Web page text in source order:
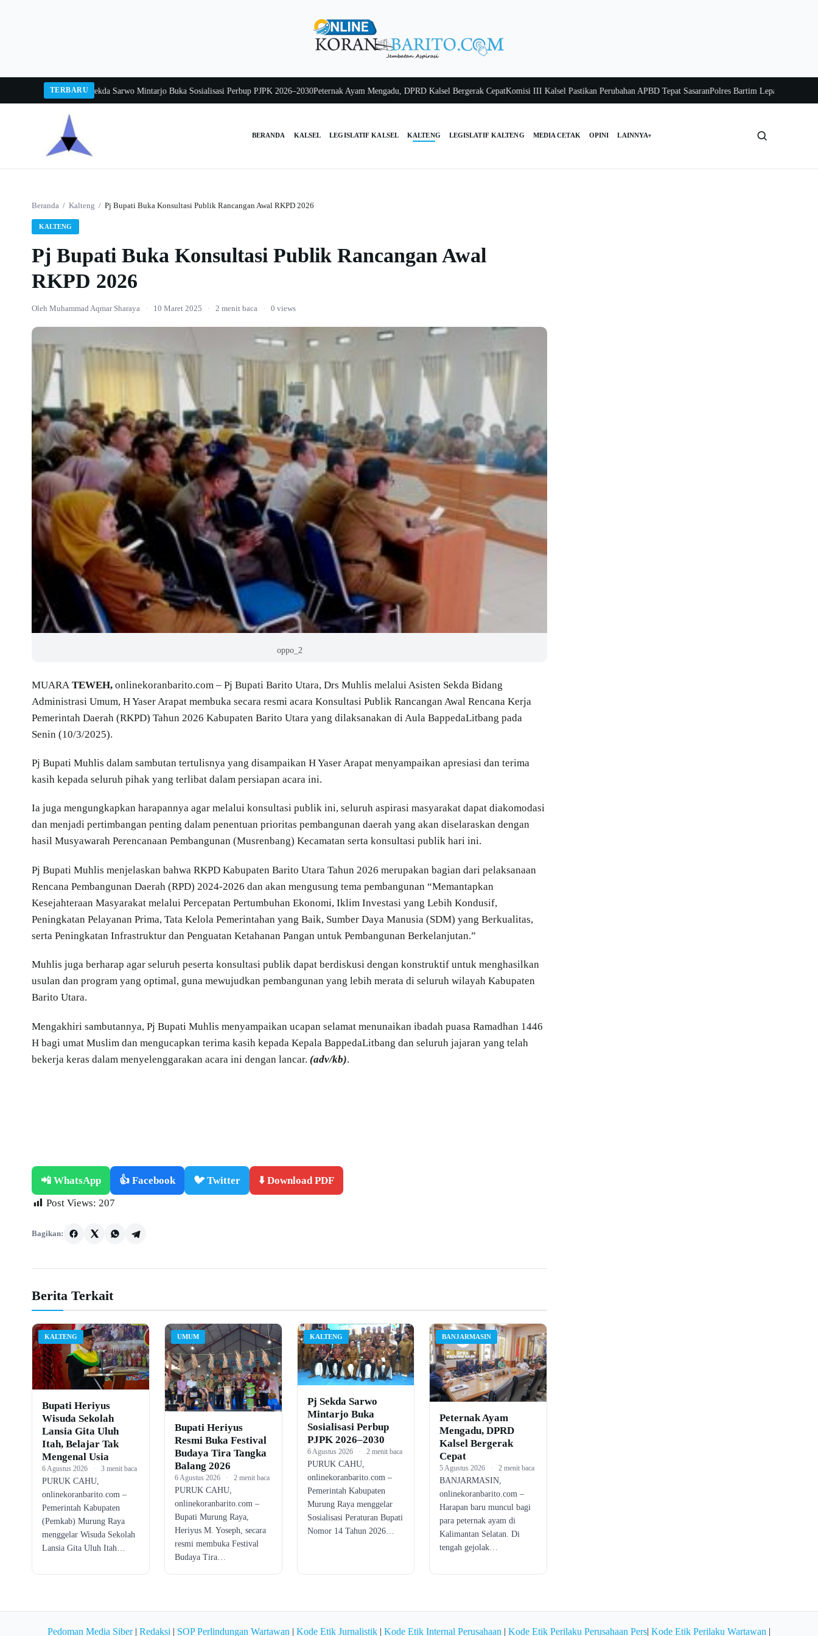
TERBARU
Balang 2026Pj Sekda Sarwo Mintarjo Buka Sosialisasi Perbup PJPK 2026–2030Peternak Ayam Mengadu, DPRD Kalsel Bergerak CepatKomisi III Kalsel Pastikan Perubahan APBD Tepat SasaranPolres Bartim Lepas Bakti Sosial
BERANDA KALSEL LEGISLATIF KALSEL KALTENG LEGISLATIF KALTENG MEDIA CETAK OPINI LAINNYA▾
Beranda / Kalteng / Pj Bupati Buka Konsultasi Publik Rancangan Awal RKPD 2026
KALTENG
Pj Bupati Buka Konsultasi Publik Rancangan Awal
RKPD 2026
Oleh Muhammad Aqmar Sharaya · 10 Maret 2025 · 2 menit baca · 0 views
oppo_2
MUARA TEWEH, onlinekoranbarito.com – Pj Bupati Barito Utara, Drs Muhlis melalui Asisten Sekda Bidang
Administrasi Umum, H Yaser Arapat membuka secara resmi acara Konsultasi Publik Rancangan Awal Rencana Kerja
Pemerintah Daerah (RKPD) Tahun 2026 Kabupaten Barito Utara yang dilaksanakan di Aula BappedaLitbang pada
Senin (10/3/2025).
Pj Bupati Muhlis dalam sambutan tertulisnya yang disampaikan H Yaser Arapat menyampaikan apresiasi dan terima
kasih kepada seluruh pihak yang terlibat dalam persiapan acara ini.
Ia juga mengungkapkan harapannya agar melalui konsultasi publik ini, seluruh aspirasi masyarakat dapat diakomodasi
dan menjadi pertimbangan penting dalam penentuan prioritas pembangunan daerah yang akan diselaraskan dengan
hasil Musyawarah Perencanaan Pembangunan (Musrenbang) Kecamatan serta konsultasi publik hari ini.
Pj Bupati Muhlis menjelaskan bahwa RKPD Kabupaten Barito Utara Tahun 2026 merupakan bagian dari pelaksanaan
Rencana Pembangunan Daerah (RPD) 2024-2026 dan akan mengusung tema pembangunan “Memantapkan
Kesejahteraan Masyarakat melalui Percepatan Pertumbuhan Ekonomi, Iklim Investasi yang Lebih Kondusif,
Peningkatan Pelayanan Prima, Tata Kelola Pemerintahan yang Baik, Sumber Daya Manusia (SDM) yang Berkualitas,
serta Peningkatan Infrastruktur dan Penguatan Ketahanan Pangan untuk Pembangunan Berkelanjutan.”
Muhlis juga berharap agar seluruh peserta konsultasi publik dapat berdiskusi dengan konstruktif untuk menghasilkan
usulan dan program yang optimal, guna mewujudkan pembangunan yang lebih merata di seluruh wilayah Kabupaten
Barito Utara.
Mengakhiri sambutannya, Pj Bupati Muhlis menyampaikan ucapan selamat menunaikan ibadah puasa Ramadhan 1446
H bagi umat Muslim dan mengucapkan terima kasih kepada Kepala BappedaLitbang dan seluruh jajaran yang telah
bekerja keras dalam menyelenggarakan acara ini dengan lancar. (adv/kb).
📲 WhatsApp 👍 Facebook 🐦 Twitter
⬇️ Download PDF
Post Views: 207
Bagikan:
Berita Terkait
KALTENG
Bupati Heriyus
Wisuda Sekolah
Lansia Gita Uluh
Itah, Belajar Tak
Mengenal Usia
6 Agustus 2026 · 3 menit baca
PURUK CAHU,
onlinekoranbarito.com –
Pemerintah Kabupaten
(Pemkab) Murung Raya
menggelar Wisuda Sekolah
Lansia Gita Uluh Itah…
UMUM
Bupati Heriyus
Resmi Buka Festival
Budaya Tira Tangka
Balang 2026
6 Agustus 2026 · 2 menit baca
PURUK CAHU,
onlinekoranbarito.com –
Bupati Murung Raya,
Heriyus M. Yoseph, secara
resmi membuka Festival
Budaya Tira…
KALTENG
Pj Sekda Sarwo
Mintarjo Buka
Sosialisasi Perbup
PJPK 2026–2030
6 Agustus 2026 · 2 menit baca
PURUK CAHU,
onlinekoranbarito.com –
Pemerintah Kabupaten
Murung Raya menggelar
Sosialisasi Peraturan Bupati
Nomor 14 Tahun 2026…
BANJARMASIN
Peternak Ayam
Mengadu, DPRD
Kalsel Bergerak
Cepat
5 Agustus 2026 · 2 menit baca
BANJARMASIN,
onlinekoranbarito.com –
Harapan baru muncul bagi
para peternak ayam di
Kalimantan Selatan. Di
tengah gejolak…
Pedoman Media Siber| Redaksi | SOP Perlindungan Wartawan | Kode Etik Jurnalistik | Kode Etik Internal Perusahaan | Kode Etik Perilaku Perusahaan Pers| Kode Etik Perilaku Wartawan |